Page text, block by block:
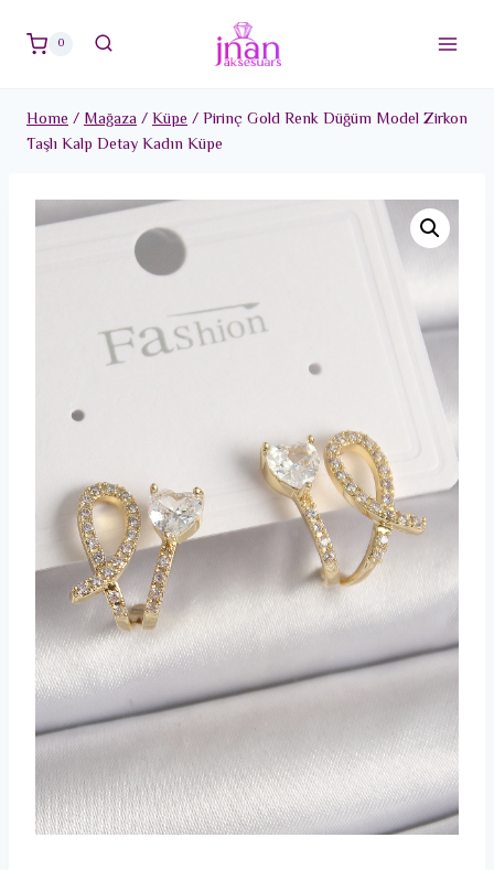
0
Home/Mağaza/Küpe/Pirinç Gold Renk Düğüm Model Zirkon
Taşlı Kalp Detay Kadın Küpe